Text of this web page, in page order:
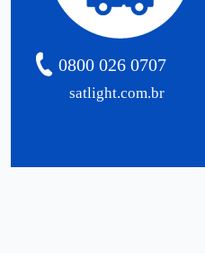
satlight.com.br
0800 026 0707